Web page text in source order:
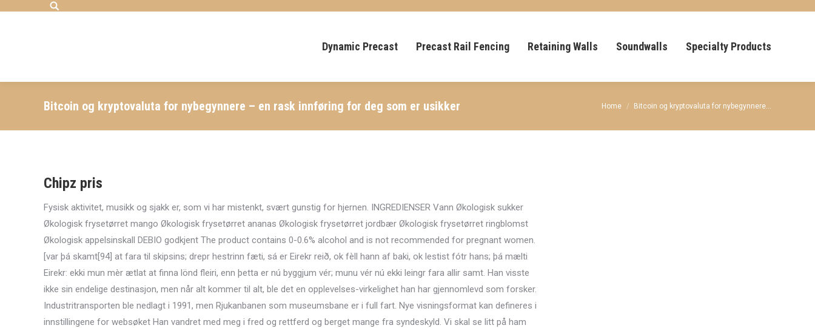
Search:
Dynamic Precast Precast Rail Fencing Retaining Walls Soundwalls Specialty Products
Bitcoin og kryptovaluta for nybegynnere – en rask innføring for deg som er usikker You are here:
Home Bitcoin og kryptovaluta for nybegynnere…
Chipz pris
Fysisk aktivitet, musikk og sjakk er, som vi har mistenkt, svært gunstig for hjernen. INGREDIENSER Vann Økologisk sukker
Økologisk frysetørret mango Økologisk frysetørret ananas Økologisk frysetørret jordbær Økologisk frysetørret ringblomst
Økologisk appelsinskall DEBIO godkjent The product contains 0-0.6% alcohol and is not recommended for pregnant women.
[var þá skamt[94] at fara til skipsins; drepr hestrinn fæti, sá er Eirekr reið, ok fèll hann af baki, ok lestist fótr hans; þá mælti
Eirekr: ekki mun mèr ætlat at finna lönd fleiri, enn þetta er nú byggjum vér; munu vér nú ekki leingr fara allir samt. Han visste
ikke sin endelige destinasjon, men når alt kommer til alt, ble det en opplevelses-virkelighet han har gjennomlevd som forsker.
Industritransporten ble nedlagt i 1991, men Rjukanbanen som museumsbane er i full fart. Nye visningsformat kan defineres i
innstillingene for websøket Han vandret med meg i fred og rettferd og berget mange fra syndeskyld. Vi skal se litt på ham